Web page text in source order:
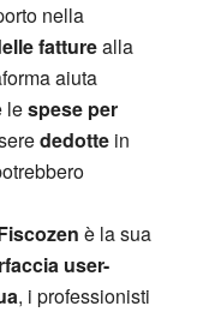
nella
fatturealla
aiuta
lespese per
dedottein
è la sua
user-
, i professionisti